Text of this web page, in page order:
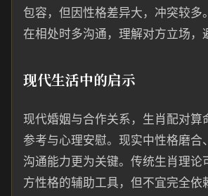
包容，但因性格差异大，冲突较多
在相处时多沟通，理解对方立场，
现代生活中的启示
现代婚姻与合作关系，生肖配对算
参考与心理安慰。现实中性格磨合
沟通能力更为关键。传统生肖理论
方性格的辅助工具，但不宜完全依